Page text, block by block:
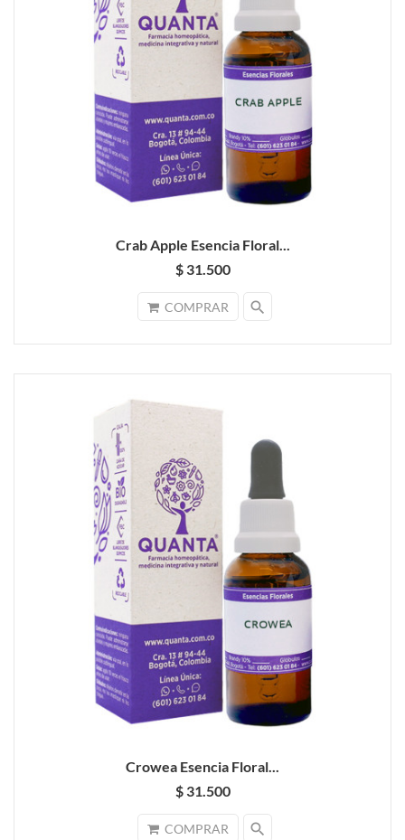
Crab Apple Esencia Floral...
$ 31.500
COMPRAR search
Crowea Esencia Floral...
$ 31.500
COMPRAR search